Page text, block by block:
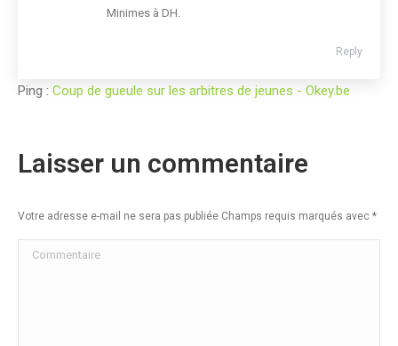
Minimes à DH.
Reply
Ping : Coup de gueule sur les arbitres de jeunes - Okey.be
Laisser un commentaire
Votre adresse e-mail ne sera pas publiée Champs requis marqués avec *
Commentaire